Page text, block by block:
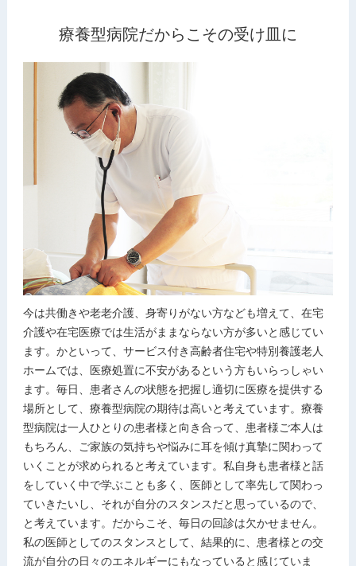
療養型病院だからこその受け皿に
今は共働きや老老介護、身寄りがない方なども増えて、在宅
介護や在宅医療では生活がままならない方が多いと感じてい
ます。かといって、サービス付き高齢者住宅や特別養護老人
ホームでは、医療処置に不安があるという方もいらっしゃい
ます。毎日、患者さんの状態を把握し適切に医療を提供する
場所として、療養型病院の期待は高いと考えています。療養
型病院は一人ひとりの患者様と向き合って、患者様ご本人は
もちろん、ご家族の気持ちや悩みに耳を傾け真摯に関わって
いくことが求められると考えています。私自身も患者様と話
をしていく中で学ぶことも多く、医師として率先して関わっ
ていきたいし、それが自分のスタンスだと思っているので、
と考えています。だからこそ、毎日の回診は欠かせません。
私の医師としてのスタンスとして、結果的に、患者様との交
流が自分の日々のエネルギーにもなっていると感じていま